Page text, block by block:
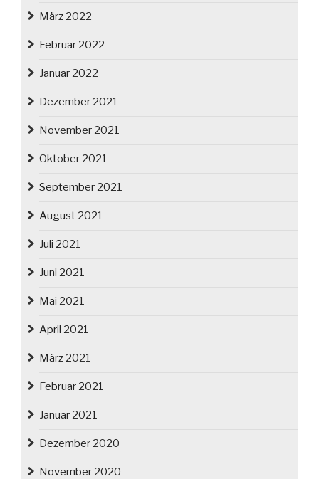
März 2022
Februar 2022
Januar 2022
Dezember 2021
November 2021
Oktober 2021
September 2021
August 2021
Juli 2021
Juni 2021
Mai 2021
April 2021
März 2021
Februar 2021
Januar 2021
Dezember 2020
November 2020